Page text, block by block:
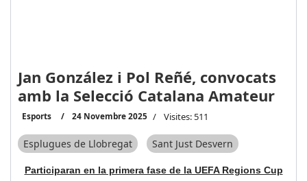
Jan González i Pol Reñé, convocats
amb la Selecció Catalana Amateur
Esports 24 Novembre 2025 Visites: 511
Esplugues de Llobregat Sant Just Desvern
Participaran en la primera fase de la UEFA Regions Cup